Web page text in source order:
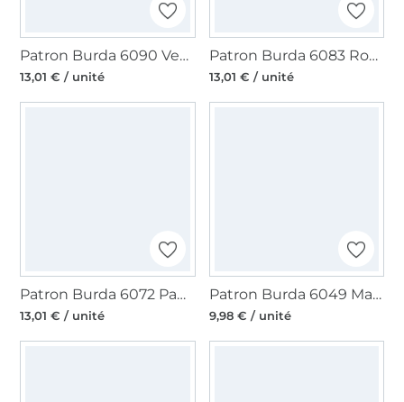
Patron Burda 6090 Veste, en français
13,01 € / unité
Patron Burda 6083 Robe, en français
13,01 € / unité
Patron Burda 6072 Pantalon, en français
13,01 € / unité
Patron Burda 6049 Manteau pour chien, en français
9,98 € / unité